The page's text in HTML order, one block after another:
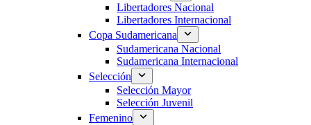
Libertadores Nacional
Libertadores Internacional
Copa Sudamericana
Sudamericana Nacional
Sudamericana Internacional
Selección
Selección Mayor
Selección Juvenil
Femenino